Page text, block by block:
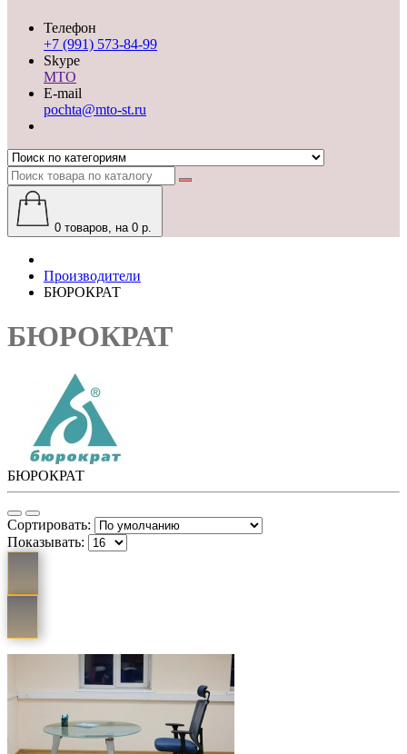
Телефон
+7 (991) 573-84-99
Skype
MTO
E-mail
pochta@mto-st.ru
0 товаров, на 0 р.
Производители
БЮРОКРАТ
БЮРОКРАТ
БЮРОКРАТ
Сортировать:
Показывать: